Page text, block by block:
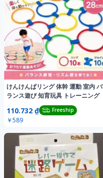
けんけんぱリング 体幹 運動 室内 バ
ランス遊び 知育玩具 トレーニング
110.732 ₫ Freeship
￥589